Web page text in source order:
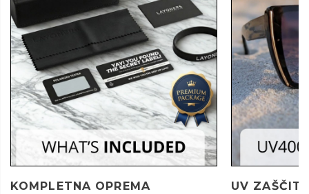
KOMPLETNA OPREMA UV